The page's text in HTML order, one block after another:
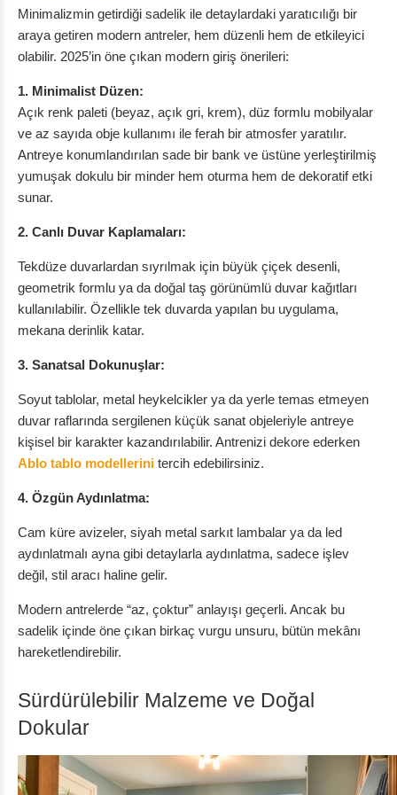
Minimalizmin getirdiği sadelik ile detaylardaki yaratıcılığı bir
araya getiren modern antreler, hem düzenli hem de etkileyici
olabilir. 2025’in öne çıkan modern giriş önerileri:
1. Minimalist Düzen:
Açık renk paleti (beyaz, açık gri, krem), düz formlu mobilyalar
ve az sayıda obje kullanımı ile ferah bir atmosfer yaratılır.
Antreye konumlandırılan sade bir bank ve üstüne yerleştirilmiş
yumuşak dokulu bir minder hem oturma hem de dekoratif etki
sunar.
2. Canlı Duvar Kaplamaları:
Tekdüze duvarlardan sıyrılmak için büyük çiçek desenli,
geometrik formlu ya da doğal taş görünümlü duvar kağıtları
kullanılabilir. Özellikle tek duvarda yapılan bu uygulama,
mekana derinlik katar.
3. Sanatsal Dokunuşlar:
Soyut tablolar, metal heykelcikler ya da yerle temas etmeyen
duvar raflarında sergilenen küçük sanat objeleriyle antreye
kişisel bir karakter kazandırılabilir. Antrenizi dekore ederken
Ablo tablo modellerini tercih edebilirsiniz.
4. Özgün Aydınlatma:
Cam küre avizeler, siyah metal sarkıt lambalar ya da led
aydınlatmalı ayna gibi detaylarla aydınlatma, sadece işlev
değil, stil aracı haline gelir.
Modern antrelerde “az, çoktur” anlayışı geçerli. Ancak bu
sadelik içinde öne çıkan birkaç vurgu unsuru, bütün mekânı
hareketlendirebilir.
Sürdürülebilir Malzeme ve Doğal
Dokular